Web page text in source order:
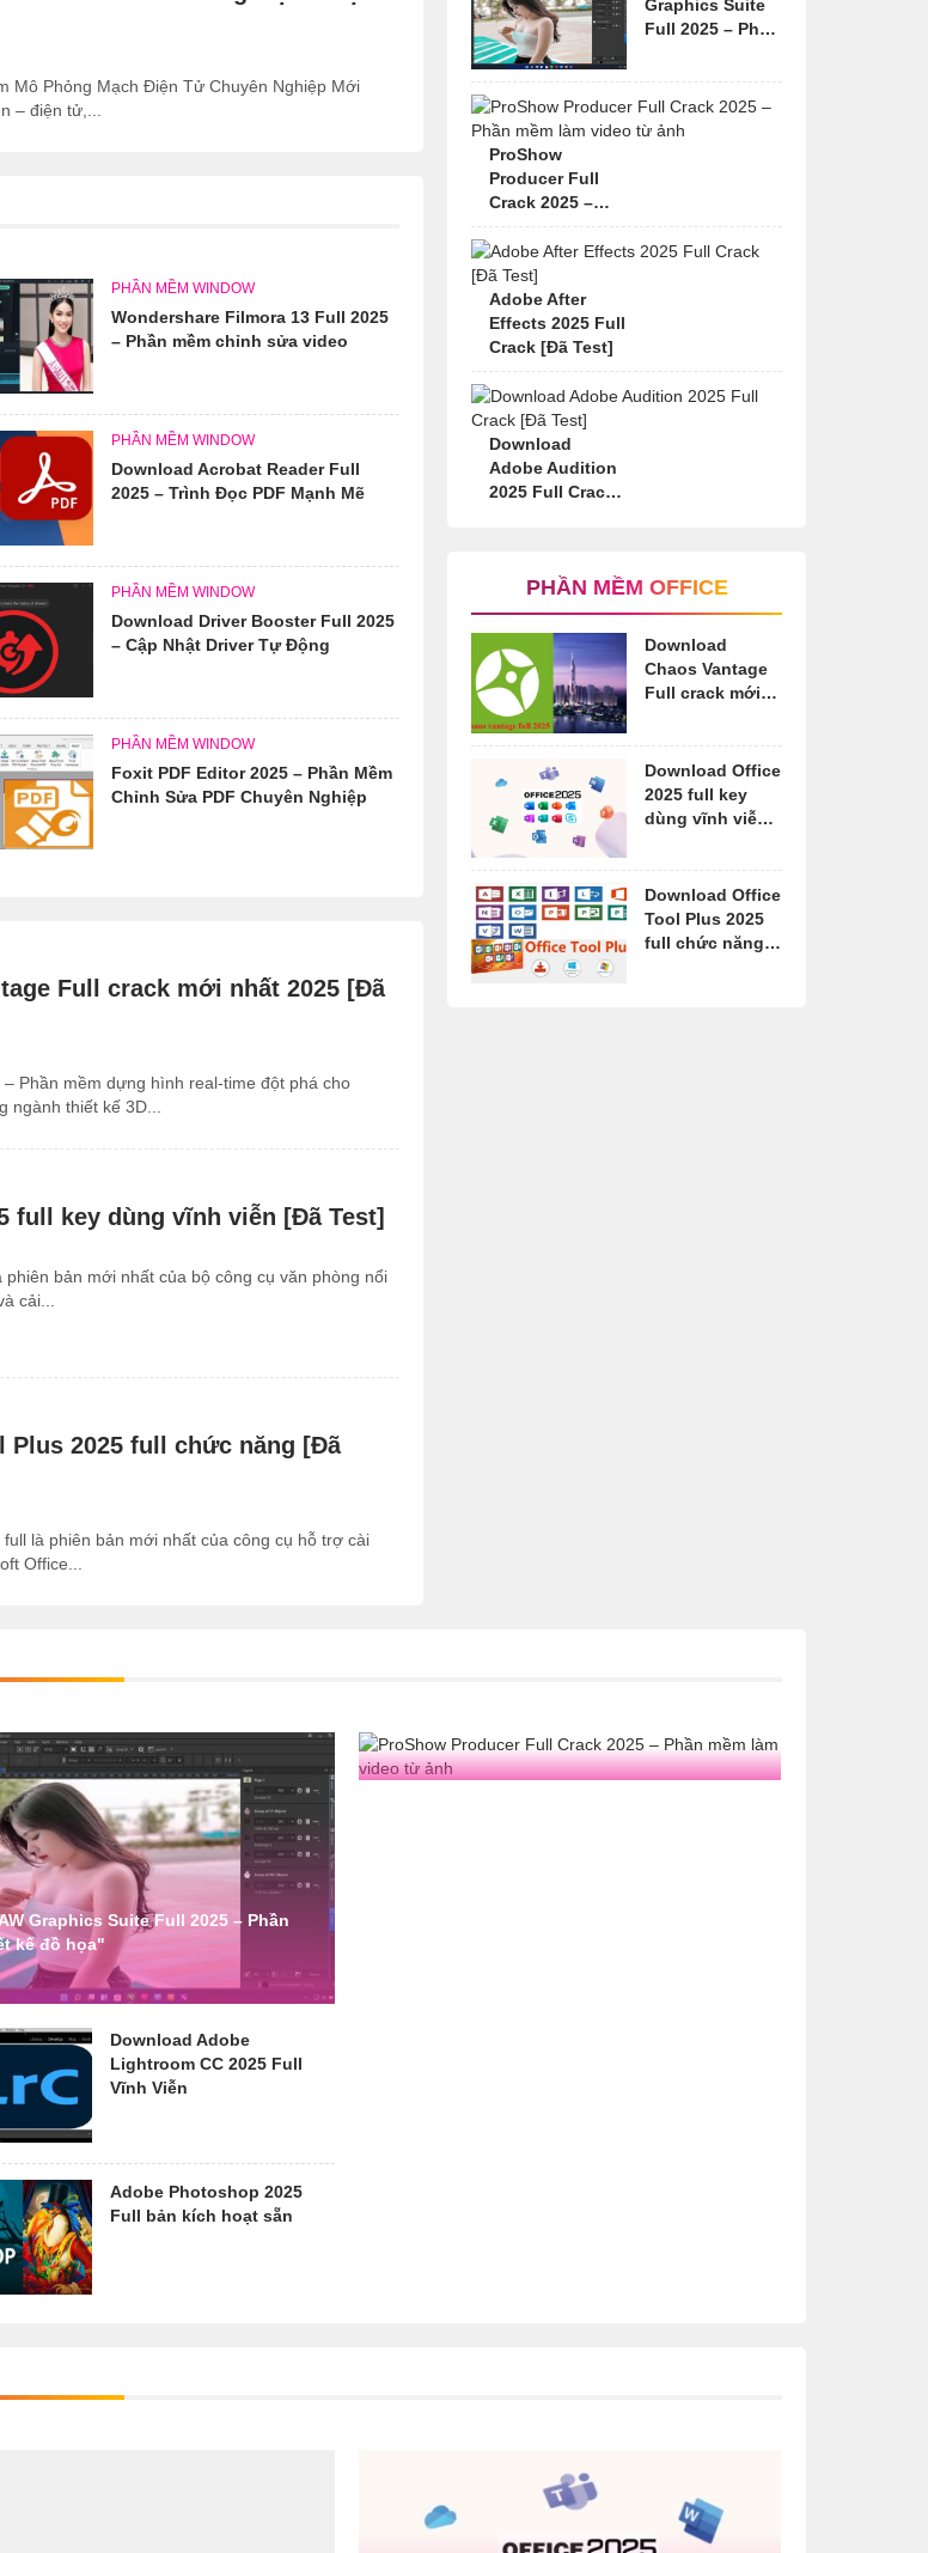
Mô Phỏng Mạch Điện Tử Chuyên Nghiệp Mới
– điện tử,...
PHẦN MỀM WINDOW
Wondershare Filmora 13 Full 2025
– Phần mềm chỉnh sửa video
PHẦN MỀM WINDOW
Download Acrobat Reader Full
2025 – Trình Đọc PDF Mạnh Mẽ
PHẦN MỀM WINDOW
Download Driver Booster Full 2025
– Cập Nhật Driver Tự Động
PHẦN MỀM WINDOW
Foxit PDF Editor 2025 – Phần Mềm
Chỉnh Sửa PDF Chuyên Nghiệp
Full crack mới nhất 2025 [Đã
Phần mềm dựng hình real-time đột phá cho
ngành thiết kế 3D...
full key dùng vĩnh viễn [Đã Test]
phiên bản mới nhất của bộ công cụ văn phòng nổi
cải...
Plus 2025 full chức năng [Đã
full là phiên bản mới nhất của công cụ hỗ trợ cài
Office...
Graphics Suite
Full 2025 – Phần
họa
ProShow
Producer Full
Crack 2025 –
Phần mềm làm
video từ ảnh
Adobe After
Effects 2025 Full
Crack [Đã Test]
Download
Adobe Audition
2025 Full Crack
PHẦN MỀM OFFICE
Download
Chaos Vantage
Full crack mới
Download Office
2025 full key
dùng vĩnh viễn
Download Office
Tool Plus 2025
full chức năng
Graphics Suite Full 2025 – Phần
kế đồ họa"
Download Adobe
Lightroom CC 2025 Full
Vĩnh Viễn
Adobe Photoshop 2025
Full bản kích hoạt sẵn